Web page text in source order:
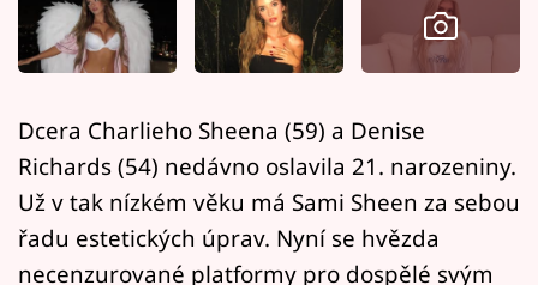
Mámy sobě
Sledujte nás
Dcera Charlieho Sheena (59) a Denise
Richards (54) nedávno oslavila 21. narozeniny.
Už v tak nízkém věku má Sami Sheen za sebou
řadu estetických úprav. Nyní se hvězda
necenzurované platformy pro dospělé svým